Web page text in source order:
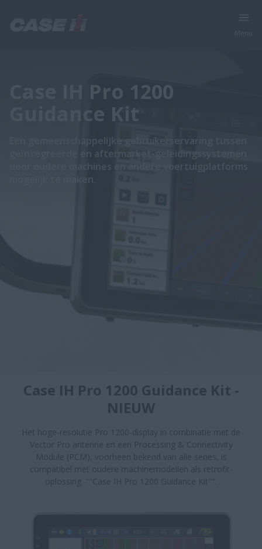
Case IH Pro 1200
Guidance Kit
Een gemeenschappelijke gebruikerservaring tussen
geïntegreerde en aftermarket-geleidingssystemen
door oudere machines en andere voertuigplatforms
mogelijk te maken.
Case IH Pro 1200 Guidance Kit -
NIEUW
Het hoge-resolutie Pro 1200-display in combinatie met de
Vector Pro antenne en een Processing & Connectivity
Module (PCM), voorheen bekend van alle series, is
compatibel met oudere machinemodellen als retrofit-
oplossing. ""Case IH Pro 1200 Guidance Kit"".